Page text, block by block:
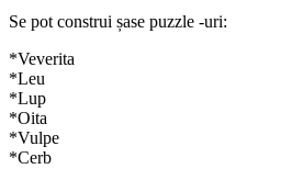
Se pot construi șase puzzle -uri:
*Veverita
*Leu
*Lup
*Oita
*Vulpe
*Cerb